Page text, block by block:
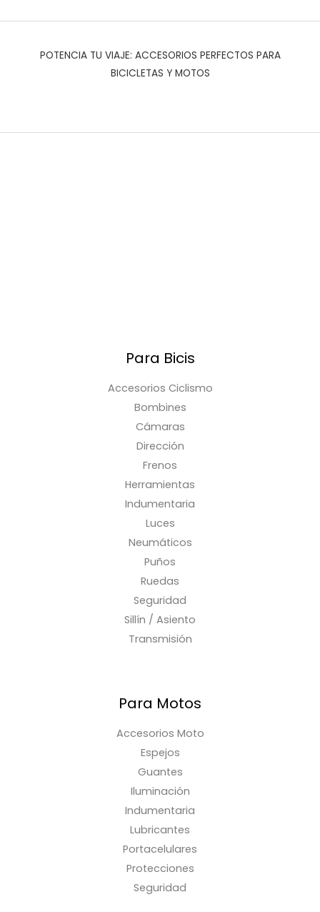
POTENCIA TU VIAJE: ACCESORIOS PERFECTOS PARA
BICICLETAS Y MOTOS
Para Bicis
Accesorios Ciclismo
Bombines
Cámaras
Dirección
Frenos
Herramientas
Indumentaria
Luces
Neumáticos
Puños
Ruedas
Seguridad
Sillín / Asiento
Transmisión
Para Motos
Accesorios Moto
Espejos
Guantes
Iluminación
Indumentaria
Lubricantes
Portacelulares
Protecciones
Seguridad